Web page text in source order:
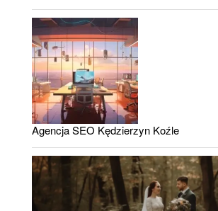
Agencja SEO Kędzierzyn Koźle